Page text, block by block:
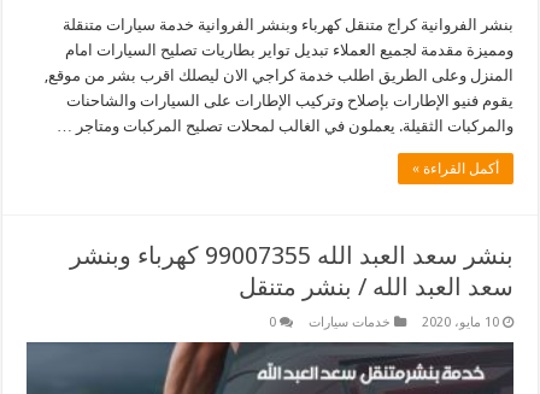
بنشر الفروانية كراج متنقل كهرباء وبنشر الفروانية خدمة سيارات متنقلة
ومميزة مقدمة لجميع العملاء تبديل تواير بطاريات تصليح السيارات امام
المنزل وعلى الطريق اطلب خدمة كراجي الان ليصلك اقرب بشر من موقع,
يقوم فنيو الإطارات بإصلاح وتركيب الإطارات على السيارات والشاحنات
والمركبات الثقيلة. يعملون في الغالب لمحلات تصليح المركبات ومتاجر …
أكمل القراءة »
بنشر سعد العبد الله 99007355 كهرباء وبنشر
سعد العبد الله / بنشر متنقل
10 مايو، 2020 خدمات سيارات 0